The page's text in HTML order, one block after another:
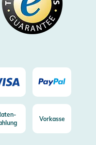
DE/AT)
Vorkasse